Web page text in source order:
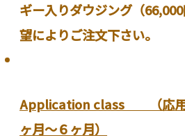
ギー入りダウジング（
望によりご注文下さい。
Application class （応用
ヶ月～６ヶ月）